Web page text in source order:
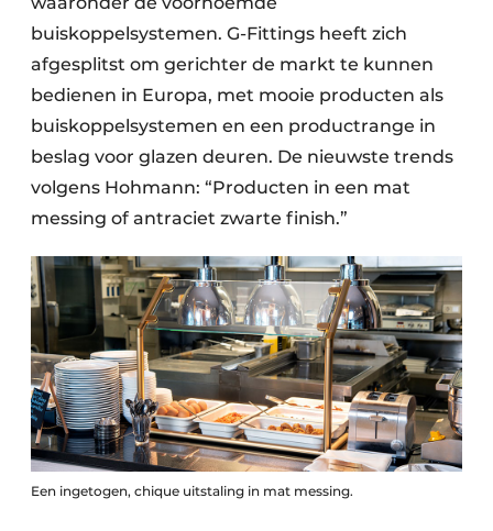
buiskoppelsystemen. G-Fittings heeft zich
afgesplitst om gerichter de markt te kunnen
bedienen in Europa, met mooie producten als
buiskoppelsystemen en een productrange in
beslag voor glazen deuren. De nieuwste trends
volgens Hohmann: “Producten in een mat
messing of antraciet zwarte finish.”
Een ingetogen, chique uitstaling in mat messing.